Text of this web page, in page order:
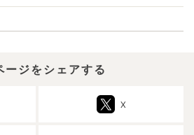
ージをシェアする
X